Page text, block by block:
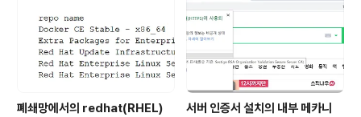
될 수 있는 머신러닝/딥러닝의 한계는 대개 비슷비슷하다
고 생각한다. 전략적으로 데이터를 모아 ..
폐쇄망에서의 redhat(RHEL)
서버 인증서 설치의 내부 메카니